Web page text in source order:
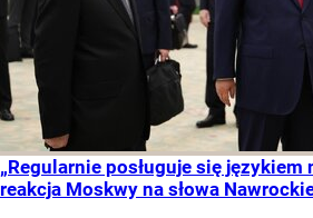
„Regularnie posługuje się językiem
reakcja Moskwy na słowa